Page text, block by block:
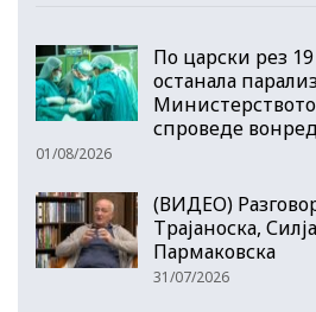
По царски рез
останала
Министерството
спроведе
01/08/2026
(ВИДЕО)
Трајаноска,
Пармаковска
31/07/2026